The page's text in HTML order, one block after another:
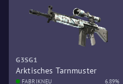
G3SG1
Arktisches Tarnmuster
FABRIKNEU 6.89%